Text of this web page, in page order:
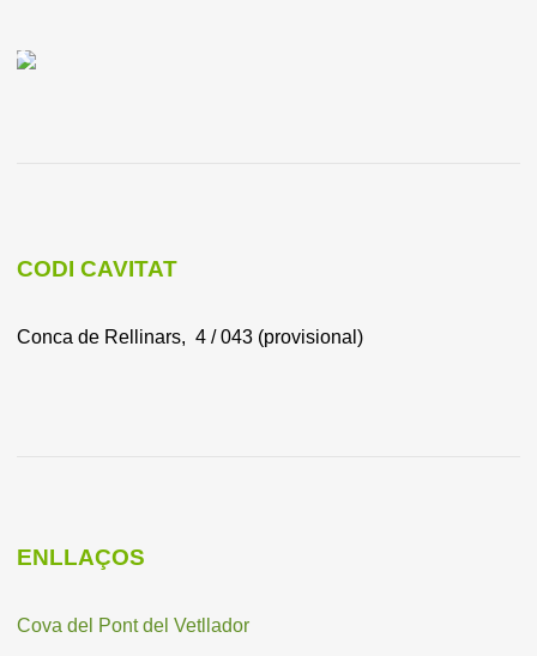
CODI CAVITAT
Conca de Rellinars, 4 / 043 (provisional)
ENLLAÇOS
Cova del Pont del Vetllador